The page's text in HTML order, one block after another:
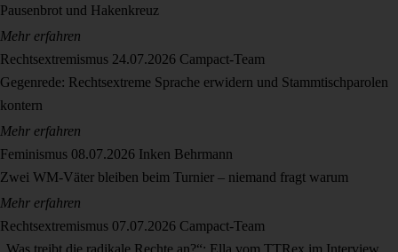
Pausenbrot und Hakenkreuz
Mehr erfahren
Rechtsextremismus 24.07.2026 Campact-Team
Gegenrede: Rechtsextreme Sprache erwidern und Stammtischparolen
kontern
Mehr erfahren
Feminismus 08.07.2026 Inken Behrmann
Zwei WM-Väter bleiben beim Turnier – niemand fragt warum
Mehr erfahren
Rechtsextremismus 07.07.2026 Campact-Team
„Was treibt die radikale Rechte an?“: Ella vom TTRex im Interview